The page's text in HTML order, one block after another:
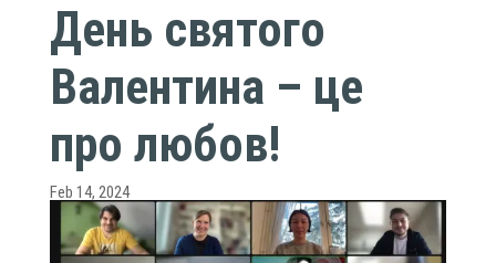
День святого
Валентина – це
про любов!
Feb 14, 2024